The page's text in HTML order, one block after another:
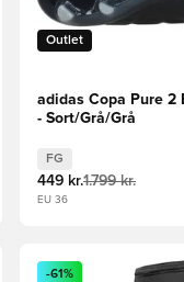
Outlet
adidas Copa Pure 2
- Sort/Grå/Grå
FG
449 kr.1.799 kr.
EU 36
dig som medlem
Åbner en Modal til
-61%